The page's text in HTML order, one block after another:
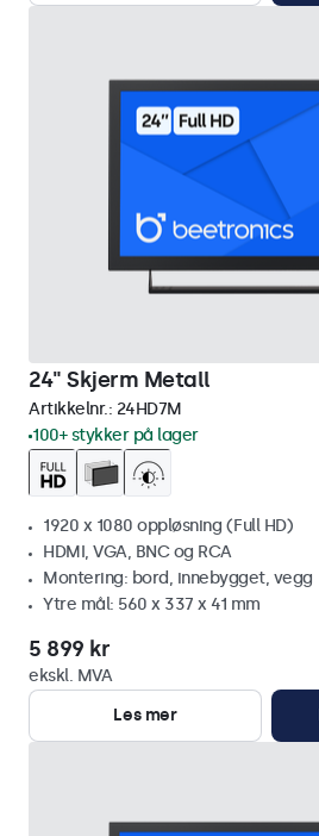
24" Skjerm Metall
Artikkelnr.: 24HD7M
100+ stykker på lager
1920 x 1080 oppløsning (Full HD)
HDMI, VGA, BNC og RCA
Montering: bord, innebygget, vegg
Ytre mål: 560 x 337 x 41 mm
5 899 kr
ekskl. MVA
Les mer